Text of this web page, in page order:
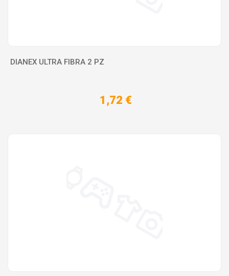
DIANEX ULTRA FIBRA 2 PZ
1,72 €